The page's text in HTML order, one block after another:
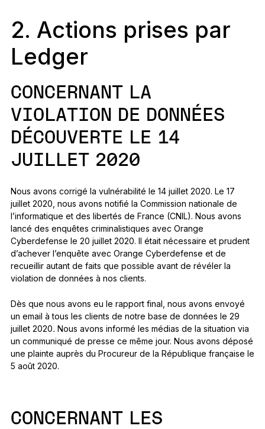
2. Actions prises par
Ledger
CONCERNANT LA
VIOLATION DE DONNÉES
DÉCOUVERTE LE 14
JUILLET 2020
Nous avons corrigé la vulnérabilité le 14 juillet 2020. Le 17
juillet 2020, nous avons notifié la Commission nationale de
l’informatique et des libertés de France (CNIL). Nous avons
lancé des enquêtes criminalistiques avec Orange
Cyberdefense le 20 juillet 2020. Il était nécessaire et prudent
d’achever l’enquête avec Orange Cyberdefense et de
recueillir autant de faits que possible avant de révéler la
violation de données à nos clients.
Dès que nous avons eu le rapport final, nous avons envoyé
un email à tous les clients de notre base de données le 29
juillet 2020. Nous avons informé les médias de la situation via
un communiqué de presse ce même jour. Nous avons déposé
une plainte auprès du Procureur de la République française le
5 août 2020.
CONCERNANT LES